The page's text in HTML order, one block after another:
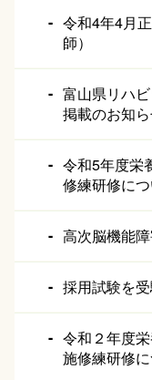
令和4年4月
師）
富山県リハ
掲載のお知
令和5年度栄
修練研修に
高次脳機能
採用試験を
令和２年度
施修練研修